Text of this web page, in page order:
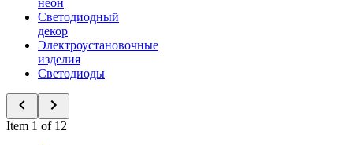
неон
Светодиодный
декор
Электроустановочные
изделия
Светодиоды
Item 1 of 12